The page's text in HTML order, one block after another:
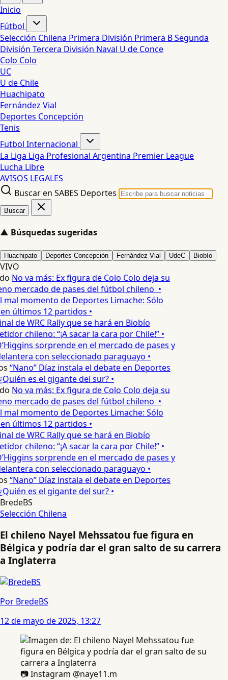
Inicio
Fútbol
Selección Chilena Primera División Primera BSegunda
División Tercera División Naval U de Conce
Colo Colo
UC
U de Chile
Huachipato
Fernández Vial
Deportes Concepción
Tenis
Futbol Internacional
La Liga Liga Profesional Argentina Premier League
Lucha Libre
AVISOS LEGALES
Buscar en SABES Deportes
Buscar
▲ Búsquedas sugeridas
Huachipato Deportes Concepción Fernández Vial UdeC Biobío
VIVO
No va más: Ex figura de Colo Colo deja su
mercado de pases del fútbol chileno •
mal momento de Deportes Limache: Sólo
últimos 12 partidos •
de WRC Rally que se hará en Biobío
chileno: “¡A sacar la cara por Chile!” •
sorprende en el mercado de pases y
con seleccionado paraguayo •
“Nano” Díaz instala el debate en Deportes
es el gigante del sur? •
No va más: Ex figura de Colo Colo deja su
mercado de pases del fútbol chileno •
mal momento de Deportes Limache: Sólo
últimos 12 partidos •
de WRC Rally que se hará en Biobío
chileno: “¡A sacar la cara por Chile!” •
sorprende en el mercado de pases y
con seleccionado paraguayo •
“Nano” Díaz instala el debate en Deportes
es el gigante del sur? •
BredeBS
Selección Chilena
El chileno Nayel Mehssatou fue figura en
Bélgica y podría dar el gran salto de su carrera
a Inglaterra
Por BredeBS
12 de mayo de 2025, 13:27
📷 Instagram @naye11.m